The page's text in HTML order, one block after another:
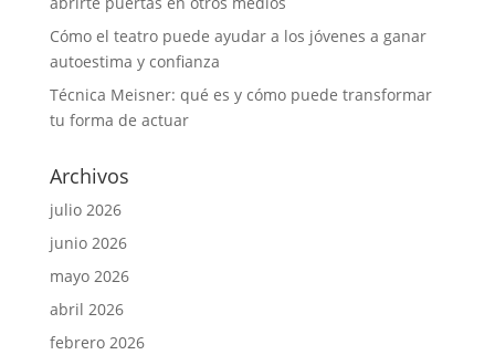
Cómo el teatro puede ayudar a los jóvenes a ganar
autoestima y confianza
Técnica Meisner: qué es y cómo puede transformar
tu forma de actuar
Archivos
julio 2026
junio 2026
mayo 2026
abril 2026
febrero 2026